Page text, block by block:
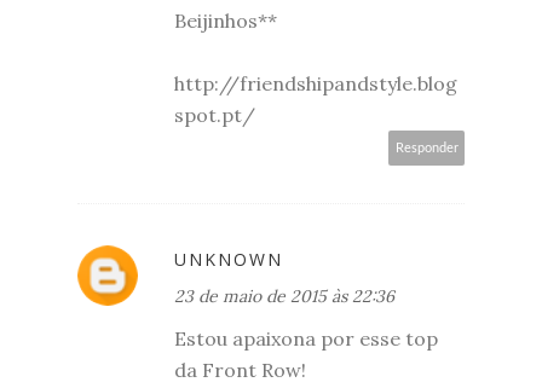
Beijinhos**
http://friendshipandstyle.blog
spot.pt/
Responder
UNKNOWN
23 de maio de 2015 às 22:36
Estou apaixona por esse top
da Front Row!